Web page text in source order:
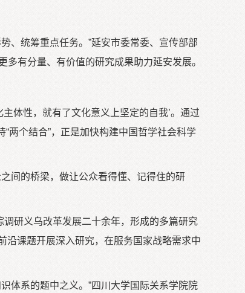
、统筹重点任务。”延安市委常委、宣传部部
有分量、有价值的研究成果助力延安发展。
体性，就有了文化意义上坚定的自我’。通过
两个结合”，正是加快构建中国哲学社会科学
间的桥梁，做让公众看得懂、记得住的研
研义乌改革发展二十余年，形成的多篇研究
沿课题开展深入研究，在服务国家战略需求中
体系的题中之义。”四川大学国际关系学院院